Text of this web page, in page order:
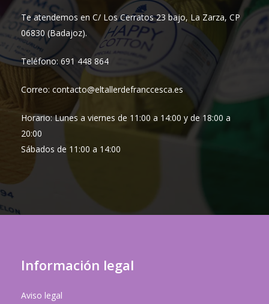
Te atendemos en C/ Los Cerratos 23 bajo, La Zarza, CP
06830 (Badajoz).
Teléfono: 691 448 864
Correo: contacto@eltallerdefranccesca.es
Horario: Lunes a viernes de 11:00 a 14:00 y de 18:00 a
20:00
Sábados de 11:00 a 14:00
Información legal
Aviso legal